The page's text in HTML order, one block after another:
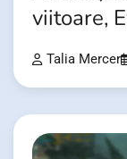
viitoare,
Talia Mercer